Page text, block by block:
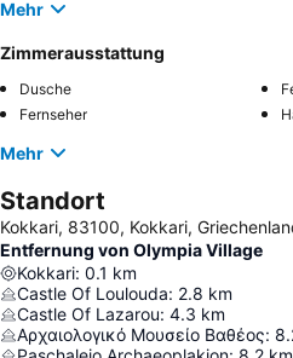
Mehr
Zimmerausstattung
Dusche
Fernseher
Mehr
Standort
Kokkari, 83100, Kokkari,
Entfernung von Olympia Village
Kokkari: 0.1 km
Castle Of Loulouda: 2.8 km
Castle Of Lazarou: 4.3 km
Αρχαιολογικό Μουσείο Βαθέος: